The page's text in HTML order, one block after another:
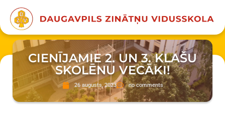
CIENĪJAMIE 2. UN 3. KLAŠU
SKOLĒNU VECĀKI!
26 augusts, 2023 no comments